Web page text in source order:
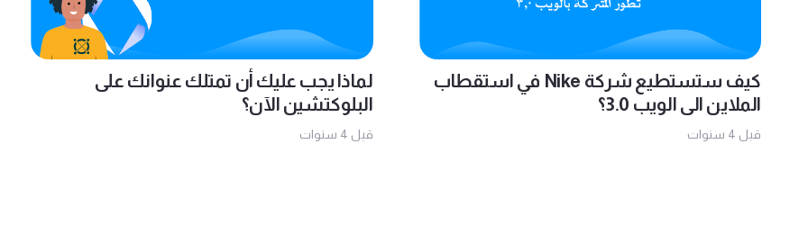
كيف ستستطيع شركة Nike في استقطاب
الملاين الى الويب 3.0؟
قبل 4 سنوات
لماذا يجب عليك أن تمتلك عنوانك على
البلوكتشين الآن؟
قبل 4 سنوات